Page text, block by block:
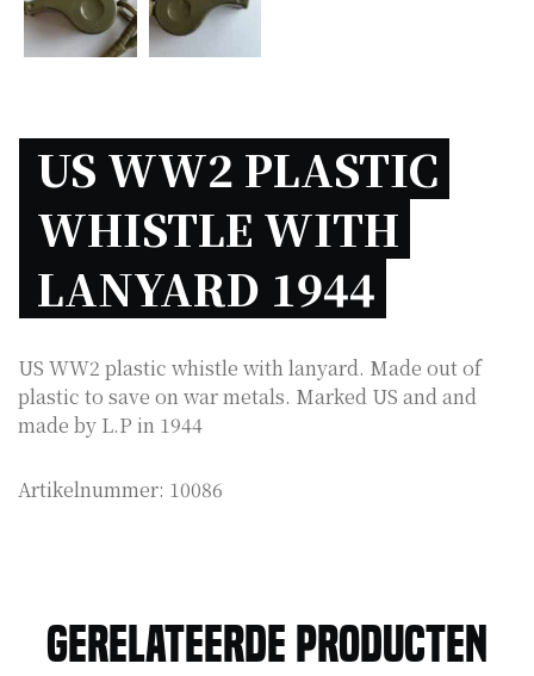
US WW2 PLASTIC
WHISTLE WITH
LANYARD 1944
US WW2 plastic whistle with lanyard. Made out of
plastic to save on war metals. Marked US and and
made by L.P in 1944
Artikelnummer: 10086
Gerelateerde producten